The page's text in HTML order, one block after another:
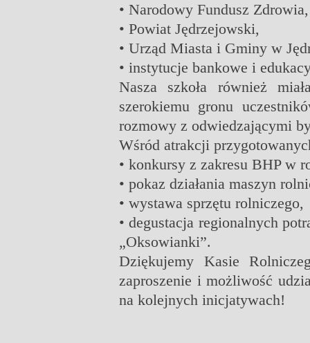
• Narodowy Fundusz Zdrowia,
• Powiat Jędrzejowski,
• Urząd Miasta i Gminy w
• instytucje bankowe i
Nasza szkoła również
szerokiemu gronu
rozmowy z odwiedzającymi
Wśród atrakcji
• konkursy z zakresu BHP w
• pokaz działania maszyn
• wystawa sprzętu rolniczego,
• degustacja regionalnych
„Oksowianki”.
Dziękujemy Kasie
zaproszenie i możliwość
na kolejnych inicjatywach!